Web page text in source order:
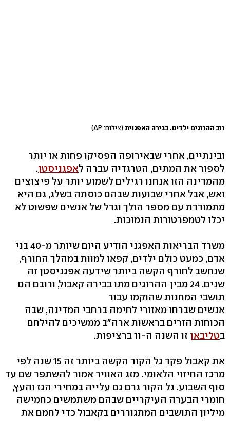
רוב ההרוגים ילדים. בבירה האפגנית (צילום: AP)
ובינתיים, אחרי שבאירופה הפסיקו פחות או יותר
לספור את המתים, הטרגדיה עברה לאפגניסטן.
מהמדינה הזו אנחנו רגילים לשמוע יותר על פיצוצים
ואש, אבל אחרי שבועות שבהם כוסתה בשלג, גם היא
מתמודדת עם מספר הולך וגדל של אנשים שפשוט לא
יכלו לטמפרטורות הנמוכות.
משרד הבריאות האפגני הודיע היום שיותר מ-40 בני
אדם, כמעט כולם ילדים, קפאו למוות במהלך החורף,
שנחשב לחורף הקשה ביותר שידעה אפגניסטן זה
שנים. 24 מבין ההרוגים מתו בבירה קאבול, ורובם הם
תושבי המחנות שהוקמו עבור
אנשים שברחו מאזורי לחימה ברחבי המדינה, שבה
הכוחות הזרים בראשות ארה"ב ממשיכים להילחם
בטליבאן זו השנה ה-11 ברציפות.
את קאבול פקד גל הקור הקשה ביותר זה 15 שנה לפי
מרכז החיזוי הלאומי. מזג האוויר אמור להשתפר שם עד
סוף השבוע. גל הקור גרם גם עלייה במחירי הגז והעץ,
חומרי הבערה העיקריים שבהם משתמשים כחמישה
מיליון התושבים המתגוררים בקאבול כדי לחמם את